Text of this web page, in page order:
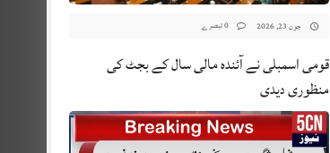
جون 23, 2026
قومی اسمبلی نے آئندہ مالی سال کے بجٹ کی
منظوری دیدی